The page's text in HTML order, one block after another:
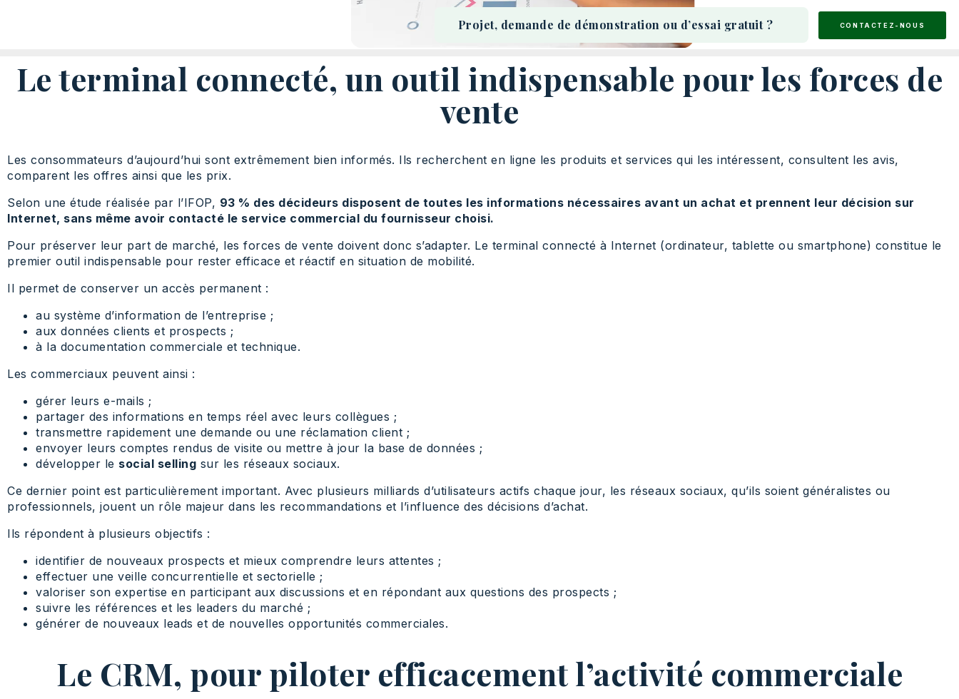
Le terminal connecté, un outil indispensable pour les forces de
vente
Les consommateurs d’aujourd’hui sont extrêmement bien informés. Ils recherchent en ligne les produits et services qui les intéressent, consultent les avis,
comparent les offres ainsi que les prix.
Selon une étude réalisée par l’IFOP, 93 % des décideurs disposent de toutes les informations nécessaires avant un achat et prennent leur décision sur
Internet, sans même avoir contacté le service commercial du fournisseur choisi.
Pour préserver leur part de marché, les forces de vente doivent donc s’adapter. Le terminal connecté à Internet (ordinateur, tablette ou smartphone) constitue le
premier outil indispensable pour rester efficace et réactif en situation de mobilité.
Il permet de conserver un accès permanent :
au système d’information de l’entreprise ;
aux données clients et prospects ;
à la documentation commerciale et technique.
Les commerciaux peuvent ainsi :
gérer leurs e-mails ;
partager des informations en temps réel avec leurs collègues ;
transmettre rapidement une demande ou une réclamation client ;
envoyer leurs comptes rendus de visite ou mettre à jour la base de données ;
développer le social selling sur les réseaux sociaux.
Ce dernier point est particulièrement important. Avec plusieurs milliards d’utilisateurs actifs chaque jour, les réseaux sociaux, qu’ils soient généralistes ou
professionnels, jouent un rôle majeur dans les recommandations et l’influence des décisions d’achat.
Ils répondent à plusieurs objectifs :
identifier de nouveaux prospects et mieux comprendre leurs attentes ;
effectuer une veille concurrentielle et sectorielle ;
valoriser son expertise en participant aux discussions et en répondant aux questions des prospects ;
suivre les références et les leaders du marché ;
générer de nouveaux leads et de nouvelles opportunités commerciales.
Le CRM, pour piloter efficacement l’activité commerciale
Projet, demande de démonstration ou d’essai gratuit ? CONTACTEZ-NOUS